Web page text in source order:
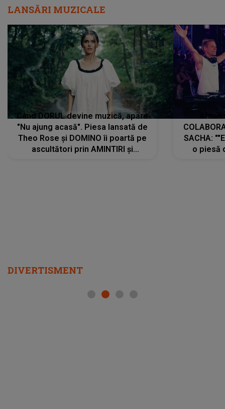
LANSĂRI MUZICALE
Când DORUL devine muzică, apare
"Nu ajung acasă". Piesa lansată de
Theo Rose și DOMINO îi poartă pe
ascultători prin AMINTIRI și
SACHA:
o piesă
DIVERTISMENT